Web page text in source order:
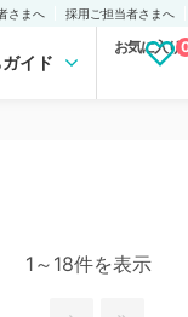
さまへ 採用ご担当者さまへ
イド
お気に入り0
1～18件を表示